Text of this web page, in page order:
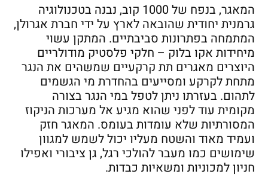
המאגר, בנפח של 1000 קוב, נבנה בטכנולוגיה
גרמנית יחודית שהובאה לארץ על ידי חברת אגרולן,
המתמחה בפתרונות סביבתיים. המתקן עשוי
מיחידות אקו בלוק – חלקי פלסטיק מודולריים
היוצרים מאגרים תת קרקעיים שמשהים את הנגר
מתחת לקרקע ומסייעים בהחדרת מי הגשמים
לתהום. בעזרתו ניתן לטפל במי הנגר בצורה
מקומית עוד לפני שהוא מגיע אל מערכות הניקוז
המסורתיות שלא עומדות בעומס. המאגר חזק
ועמיד מאוד והשטח מעליו יכול לשמש למגוון
שימושים כמו מעבר להולכי רגל, גן ציבורי ואפילו
חניון למכוניות ומשאיות כבדות.